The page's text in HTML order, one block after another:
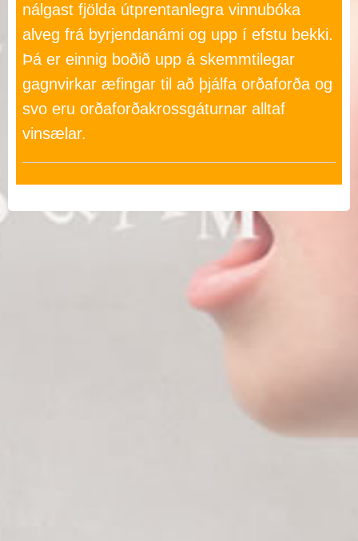
nálgast fjölda útprentanlegra vinnubóka
alveg frá byrjendanámi og upp í efstu bekki.
Þá er einnig boðið upp á skemmtilegar
gagnvirkar æfingar til að þjálfa orðaforða og
svo eru orðaforðakrossgáturnar alltaf
vinsælar.